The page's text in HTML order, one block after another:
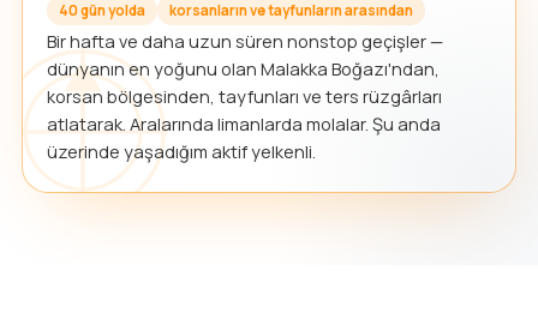
40 gün yolda korsanların ve tayfunların arasından
Bir hafta ve daha uzun süren nonstop geçişler —
dünyanın en yoğunu olan Malakka Boğazı'ndan,
korsan bölgesinden, tayfunları ve ters rüzgârları
atlatarak. Aralarında limanlarda molalar. Şu anda
üzerinde yaşadığım aktif yelkenli.